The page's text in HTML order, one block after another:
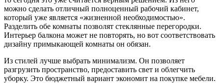
можно сделать отличный полноценный рабочий кабинет,
который уже является «жизненной необходимостью».
Разделить обе комнаты позволят стеклянные перегородки.
Интерьер балкона может не повторять, но вот соответствовать
дизайну примыкающей комнаты он обязан.
Из стилей лучше выбрать минимализм. Он позволяет
разгрузить пространство, предоставить свет и облегчить
уборку. Это бюджетный вариант экономит на покупке мебели.